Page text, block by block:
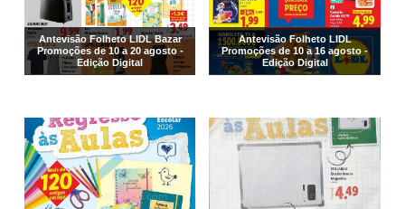
Antevisão Folheto LIDL Bazar
Promoções de 10 a 20 agosto -
Edição Digital
Antevisão Folheto LIDL
Promoções de 10 a 16 agosto -
Edição Digital